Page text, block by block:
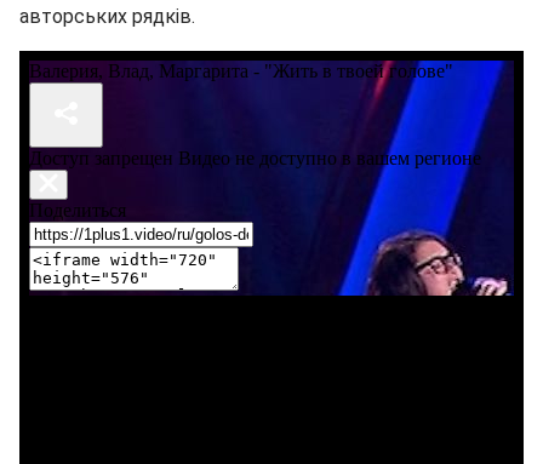
авторських рядків.